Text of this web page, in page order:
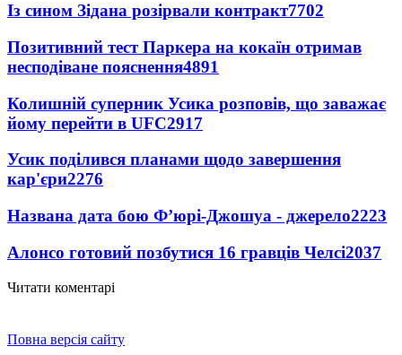
Із сином Зідана розірвали контракт7702
Позитивний тест Паркера на кокаїн отримав
несподіване пояснення4891
Колишній суперник Усика розповів, що заважає
йому перейти в UFC2917
Усик поділився планами щодо завершення
кар'єри2276
Названа дата бою Ф’юрі-Джошуа - джерело2223
Алонсо готовий позбутися 16 гравців Челсі2037
Читати коментарі
Повна версія сайту